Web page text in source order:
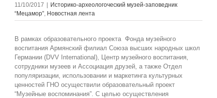
11/10/2017
Историко-археологоческий музей-заповедник
“Мецамор”, Новостная лента
В рамках образовательного проекта Фонда музейного
воспитания Армянский филиал Союза высших народных школ
Германии (DVV International), Центр музейного воспитания,
сотрудники музеев и Ассоциация друзей, а также Отдел
популяризации, использовании и маркетинга культурных
ценностей ГНО осуществили образовательный проект
“Музейные воспоминания”. С целью осуществления